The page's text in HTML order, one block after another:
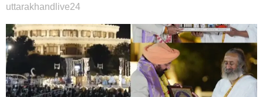
uttarakhandlive24